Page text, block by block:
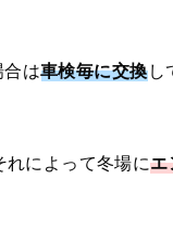
合は車検毎に交換し
れによって冬場にエ